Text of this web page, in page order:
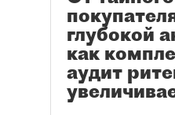
глубокой
как
аудит